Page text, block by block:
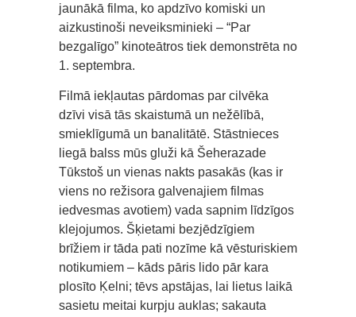
jaunākā filma, ko apdzīvo komiski un
aizkustinoši neveiksminieki – “Par
bezgalīgo” kinoteātros tiek demonstrēta no
1. septembra.
Filmā iekļautas pārdomas par cilvēka
dzīvi visā tās skaistumā un nežēlībā,
smieklīgumā un banalitātē. Stāstnieces
liegā balss mūs gluži kā Šeherazade
Tūkstoš un vienas nakts pasakās (kas ir
viens no režisora galvenajiem filmas
iedvesmas avotiem) vada sapnim līdzīgos
klejojumos. Šķietami bezjēdzīgiem
brīžiem ir tāda pati nozīme kā vēsturiskiem
notikumiem – kāds pāris lido pār kara
plosīto Ķelni; tēvs apstājas, lai lietus laikā
sasietu meitai kurpju auklas; sakauta